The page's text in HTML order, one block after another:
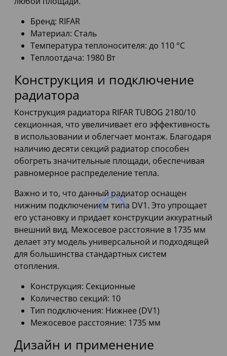
Бренд: RIFAR
Материал: Сталь
Температура теплоносителя: до 110 °С
Теплоотдача: 1980 Вт
Конструкция и подключение
радиатора
Конструкция радиатора RIFAR TUBOG 2180/10
секционная, что увеличивает его эффективность
в использовании и облегчает монтаж. Благодаря
наличию десяти секций радиатор способен
обогреть значительные площади, обеспечивая
равномерное распределение тепла.
Важно и то, что данный радиатор оснащен
нижним подключением типа DV1. Это упрощает
его установку и придает конструкции аккуратный
внешний вид. Межосевое расстояние в 1735 мм
делает эту модель универсальной и подходящей
для большинства стандартных систем
отопления.
Конструкция: Секционные
Количество секций: 10
Тип подключения: Нижнее (DV1)
Межосевое расстояние: 1735 мм
Дизайн и применение